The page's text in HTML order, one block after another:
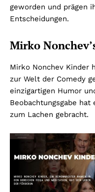
geworden und prägen
Entscheidungen.
Mirko
Mirko Nonchev Kinder
zur Welt der Comedy
einzigartigen Humor
Beobachtungsgabe
zum Lachen gebracht.